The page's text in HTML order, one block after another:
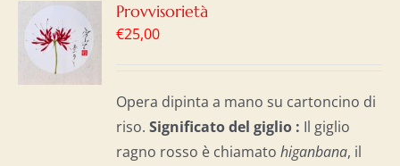
Provvisorietà
€25,00
Opera dipinta a mano su cartoncino di
riso.Significato del giglio : Il giglio
ragno rosso è chiamatohiganbana, il